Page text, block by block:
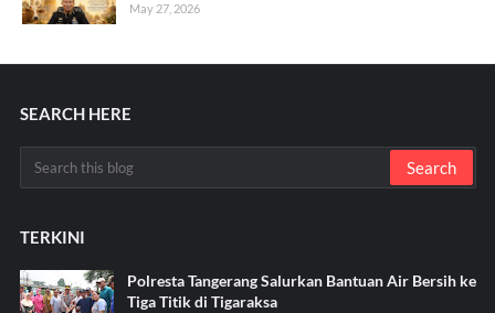
May 27, 2026
SEARCH HERE
TERKINI
Polresta Tangerang Salurkan Bantuan Air Bersih ke
Tiga Titik di Tigaraksa ‎